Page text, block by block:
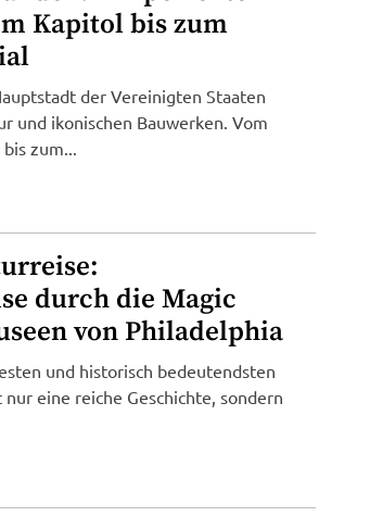
Kapitol bis zum
der Vereinigten Staaten
und ikonischen Bauwerken. Vom
zum...
durch die Magic
von Philadelphia
und historisch bedeutendsten
eine reiche Geschichte, sondern